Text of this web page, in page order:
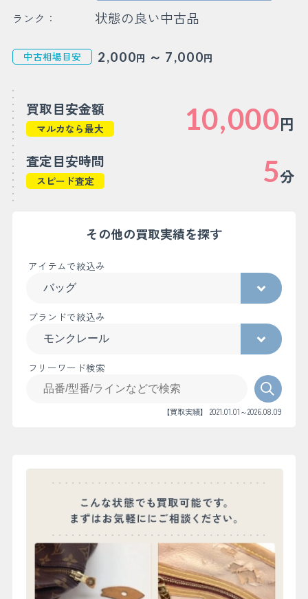
ランク： 状態の良い中古品
中古相場目安 2,000円 ～ 7,000円
買取目安金額
マルカなら最大 10,000円
査定目安時間
スピード査定 5分
その他の買取実績を探す
アイテムで絞込み
ブランドで絞込み
フリーワード検索
【買取実績】 2021.01.01～2026.08.09